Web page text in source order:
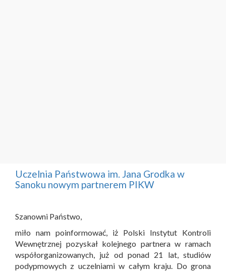
Uczelnia Państwowa im. Jana Grodka w
Sanoku nowym partnerem PIKW
Szanowni Państwo,
miło nam poinformować, iż Polski Instytut Kontroli
Wewnętrznej pozyskał kolejnego partnera w ramach
współorganizowanych, już od ponad 21 lat, studiów
podypmowych z uczelniami w całym kraju. Do grona